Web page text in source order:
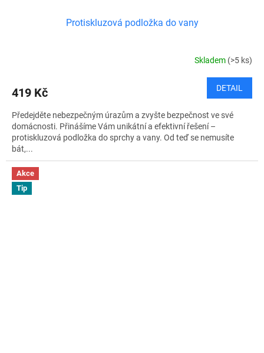
Protiskluzová podložka do vany
Skladem (>5 ks)
419 Kč DETAIL
Předejděte nebezpečným úrazům a zvyšte bezpečnost ve své
domácnosti. Přinášíme Vám unikátní a efektivní řešení –
protiskluzová podložka do sprchy a vany. Od teď se nemusíte
bát,...
Akce
Tip